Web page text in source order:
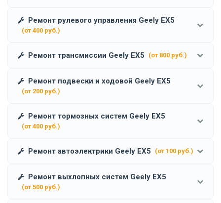
Ремонт рулевого управления Geely EX5
(от 400 руб.)
Ремонт трансмиссии Geely EX5 (от 800 руб.)
Ремонт подвески и ходовой Geely EX5
(от 200 руб.)
Ремонт тормозных систем Geely EX5
(от 400 руб.)
Ремонт автоэлектрики Geely EX5 (от 100 руб.)
Ремонт выхлопных систем Geely EX5
(от 500 руб.)